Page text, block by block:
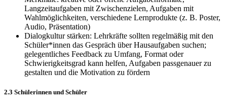
Langzeitaufgaben mit Zwischenzielen, Aufgaben mit
Wahlmöglichkeiten, verschiedene Lernprodukte (z. B. Poster,
Audio, Präsentation)
Dialogkultur stärken: Lehrkräfte sollten regelmäßig mit den
Schüler*innen das Gespräch über Hausaufgaben suchen;
gelegentliches Feedback zu Umfang, Format oder
Schwierigkeitsgrad kann helfen, Aufgaben passgenauer zu
gestalten und die Motivation zu fördern
2.3 Schülerinnen und Schüler